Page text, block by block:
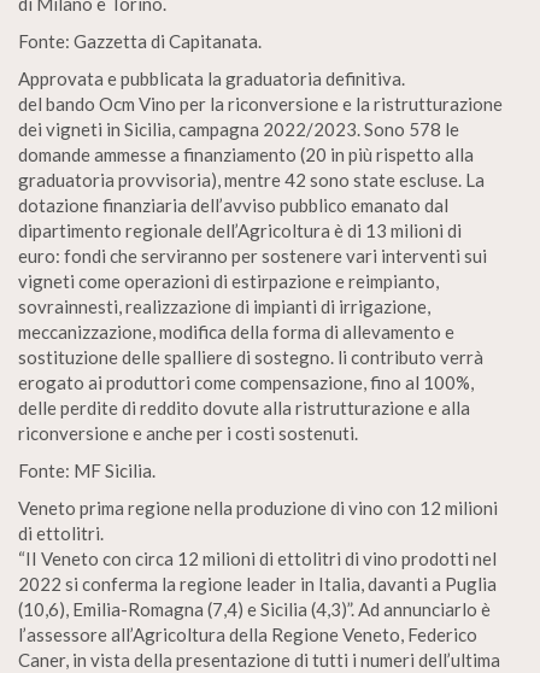
Fonte: Gazzetta di Capitanata.
Approvata e pubblicata la graduatoria definitiva.
del bando Ocm Vino per la riconversione e la ristrutturazione
dei vigneti in Sicilia, campagna 2022/2023. Sono 578 le
domande ammesse a finanziamento (20 in più rispetto alla
graduatoria provvisoria), mentre 42 sono state escluse. La
dotazione finanziaria dell’avviso pubblico emanato dal
dipartimento regionale dell’Agricoltura è di 13 milioni di
euro: fondi che serviranno per sostenere vari interventi sui
vigneti come operazioni di estirpazione e reimpianto,
sovrainnesti, realizzazione di impianti di irrigazione,
meccanizzazione, modifica della forma di allevamento e
sostituzione delle spalliere di sostegno. li contributo verrà
erogato ai produttori come compensazione, fino al 100%,
delle perdite di reddito dovute alla ristrutturazione e alla
riconversione e anche per i costi sostenuti.
Fonte: MF Sicilia.
Veneto prima regione nella produzione di vino con 12 milioni
di ettolitri.
“II Veneto con circa 12 milioni di ettolitri di vino prodotti nel
2022 si conferma la regione leader in Italia, davanti a Puglia
(10,6), Emilia-Romagna (7,4) e Sicilia (4,3)”. Ad annunciarlo è
l’assessore all’Agricoltura della Regione Veneto, Federico
Caner, in vista della presentazione di tutti i numeri dell’ultima